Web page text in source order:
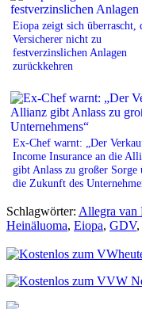
Eiopa zeigt sich überrascht,
Versicherer nicht zu
festverzinslichen Anlagen
zurückkehren
Ex-Chef warnt: „Der
Income Insurance an die
gibt Anlass zu großer Sorge
die Zukunft des
Schlagwörter: Allegra van
Heinäluoma, Eiopa, GDV,